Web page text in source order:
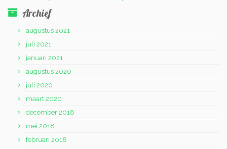
Archief
augustus 2021
juli 2021
januari 2021
augustus 2020
juli 2020
maart 2020
december 2018
mei 2018
februari 2018